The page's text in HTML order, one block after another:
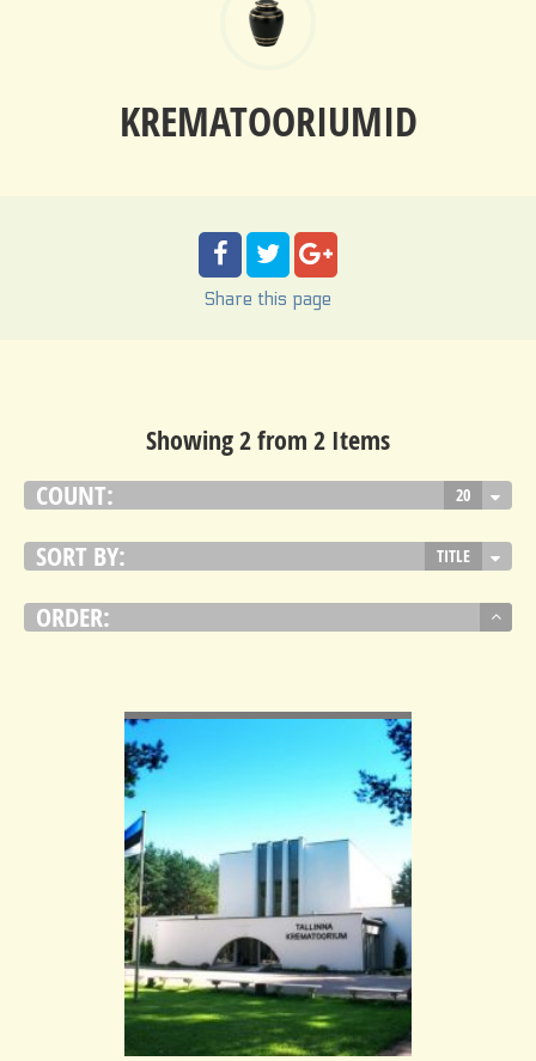
KREMATOORIUMID
Share this page
Showing 2 from 2 Items
COUNT:
20
SORT BY: TITLE
ORDER: